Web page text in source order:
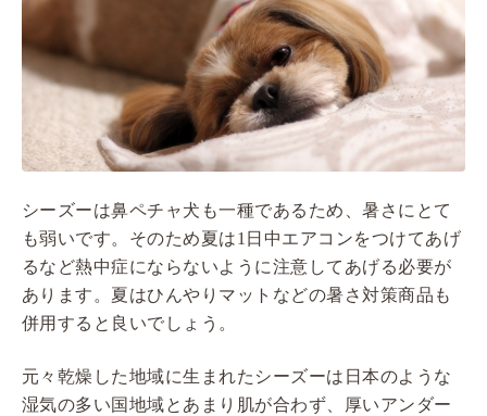
シーズーは鼻ペチャ犬も一種であるため、暑さにとて
も弱いです。そのため夏は1日中エアコンをつけてあげ
るなど熱中症にならないように注意してあげる必要が
あります。夏はひんやりマットなどの暑さ対策商品も
併用すると良いでしょう。
元々乾燥した地域に生まれたシーズーは日本のような
湿気の多い国地域とあまり肌が合わず、厚いアンダー